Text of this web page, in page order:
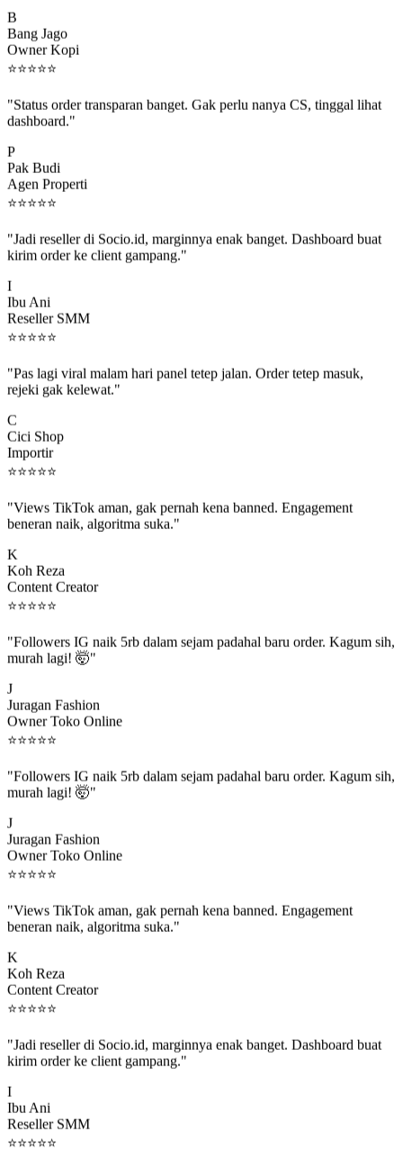
Bang Jago
Owner Kopi
⭐⭐⭐⭐⭐
dashboard."
Pak Budi
Agen Properti
⭐⭐⭐⭐⭐
kirim order ke client gampang."
Ibu Ani
Reseller SMM
⭐⭐⭐⭐⭐
rejeki gak kelewat."
Cici Shop
Importir
⭐⭐⭐⭐⭐
beneran naik, algoritma suka."
Koh Reza
Content Creator
⭐⭐⭐⭐⭐
murah lagi! 🤯"
Juragan Fashion
Owner Toko Online
⭐⭐⭐⭐⭐
murah lagi! 🤯"
Juragan Fashion
Owner Toko Online
⭐⭐⭐⭐⭐
beneran naik, algoritma suka."
Koh Reza
Content Creator
⭐⭐⭐⭐⭐
kirim order ke client gampang."
Ibu Ani
Reseller SMM
⭐⭐⭐⭐⭐